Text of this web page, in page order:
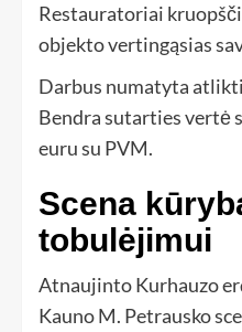
Restauratoriai
objekto vertingąsias
Darbus numatyta
Bendra sutarties vertė
euru su PVM.
Scena
tobulėjimui
Atnaujinto Kurhauzo
Kauno M. Petrausko